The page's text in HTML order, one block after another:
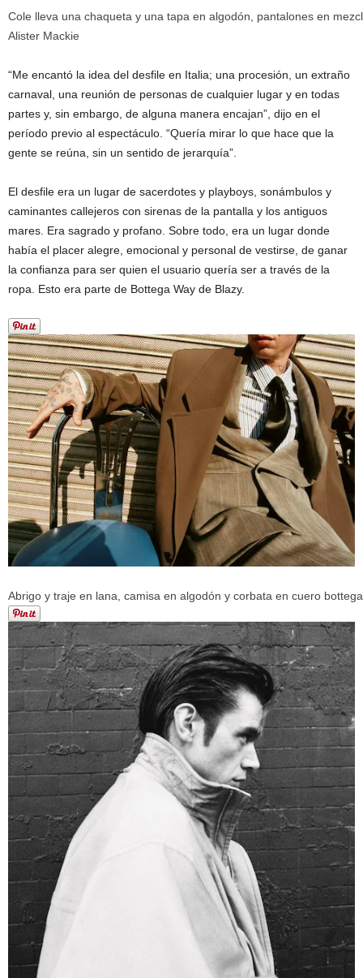
Cole lleva una chaqueta y una tapa en algodón, pantalones en
Alister Mackie
“Me encantó la idea del desfile en Italia; una procesión, un extraño
carnaval, una reunión de personas de cualquier lugar y en todas
partes y, sin embargo, de alguna manera encajan”, dijo en el
período previo al espectáculo. “Quería mirar lo que hace que la
gente se reúna, sin un sentido de jerarquía”.
El desfile era un lugar de sacerdotes y playboys, sonámbulos y
caminantes callejeros con sirenas de la pantalla y los antiguos
mares. Era sagrado y profano. Sobre todo, era un lugar donde
había el placer alegre, emocional y personal de vestirse, de ganar
la confianza para ser quien el usuario quería ser a través de la
ropa. Esto era parte de Bottega Way de Blazy.
Abrigo y traje en lana, camisa en algodón y corbata en cuero